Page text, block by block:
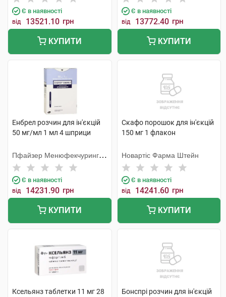
Є в наявності
від 13521.10 грн
КУПИТИ
Є в наявності
від 13772.40 грн
КУПИТИ
Енбрел розчин для ін'єкцій
50 мг/мл 1 мл 4 шприци
Пфайзер Менюфекчуринг
Бельгія
Є в наявності
від 14231.90 грн
КУПИТИ
Скафо порошок для ін'єкцій
150 мг 1 флакон
Новартіс Фарма Штейн
Є в наявності
від 14241.60 грн
КУПИТИ
Ксельянз таблетки 11 мг 28
Бонспрі розчин для ін'єкцій